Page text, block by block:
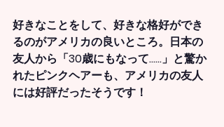
好きなことをして、好きな格好ができ
るのがアメリカの良いところ。日本の
友人から「30歳にもなって……」と驚か
れたピンクヘアーも、アメリカの友人
には好評だったそうです！